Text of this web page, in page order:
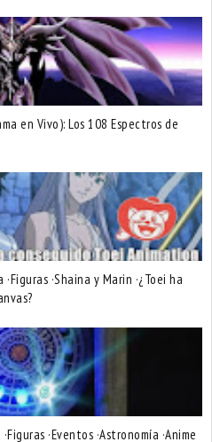
en Vivo): Los 108 Espectros de
·Shaina y Marin ·¿Toei ha
·Eventos ·Astronomía ·Anime